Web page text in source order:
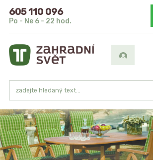
605 110 096
Po - Ne 6 - 22 hod.